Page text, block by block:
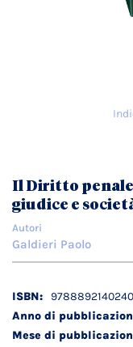
galleria
di
immagini
Il Diritto
giudice e
Autori
Galdieri Paolo
Dettagli
tecnici